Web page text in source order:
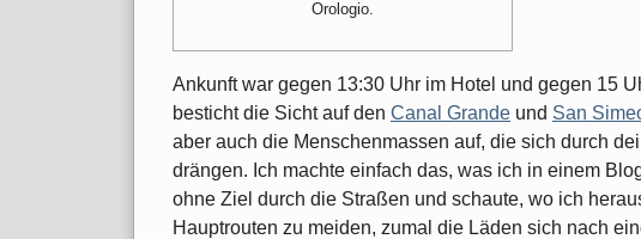
Orologio.
Ankunft war gegen 13:30 Uhr im Hotel und gegen 15
besticht die Sicht auf den Canal Grande und San
aber auch die Menschenmassen auf, die sich durch
drängen. Ich machte einfach das, was ich in einem
ohne Ziel durch die Straßen und schaute, wo ich
Hauptrouten zu meiden, zumal die Läden sich nach